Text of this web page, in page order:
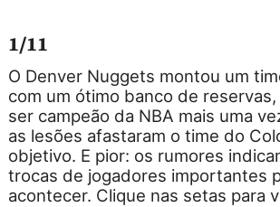
1/11
O Denver Nuggets montou um
com um ótimo banco de
ser campeão da NBA mais uma
as lesões afastaram o time do
objetivo. E pior: os rumores
trocas de jogadores importantes
acontecer. Clique nas setas para